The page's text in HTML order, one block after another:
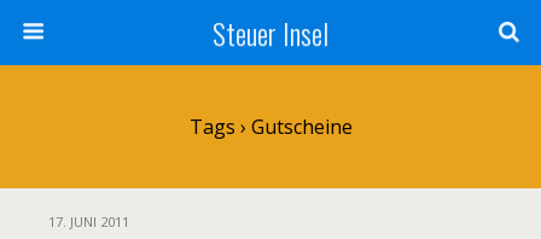
Steuer Insel
Tags › Gutscheine
17. JUNI 2011